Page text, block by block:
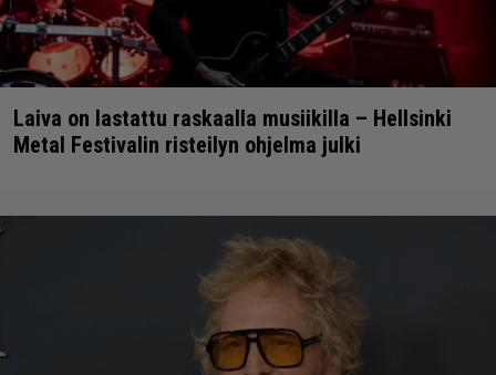
Laiva on lastattu raskaalla musiikilla – Hellsinki
Metal Festivalin risteilyn ohjelma julki